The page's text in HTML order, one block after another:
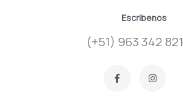
Escribenos
(+51) 963 342 821
a
c
n